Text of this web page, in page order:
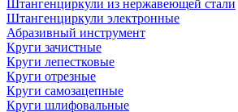
Штангенциркули из нержавеющей стали
Штангенциркули электронные
Абразивный инструмент
Круги зачистные
Круги лепестковые
Круги отрезные
Круги самозацепные
Круги шлифовальные